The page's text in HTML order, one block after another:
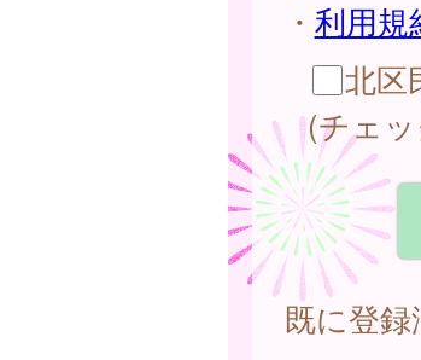
・ 利用規
北区
(チェ
既に登